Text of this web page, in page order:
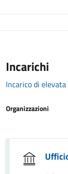
Incarichi
Incarico di
Organizzazioni